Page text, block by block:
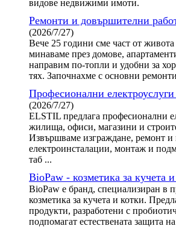
видове недвижими имоти.
Ремонти и довършителни
(2026/7/27)
Вече 25 години сме част от
минаваме през домове,
направим по-топли и удобни за
тях. Започнахме с основни
Професионални
(2026/7/27)
ELSTIL предлага професионални
жилища, офиси, магазини и
Извършваме изграждане, ремонт и
електроинсталации, монтаж и
таб ...
BioPaw - козметика за кучета
BioPaw е бранд, специализиран в
козметика за кучета и котки.
продукти, разработени с
подпомагат естествената защита